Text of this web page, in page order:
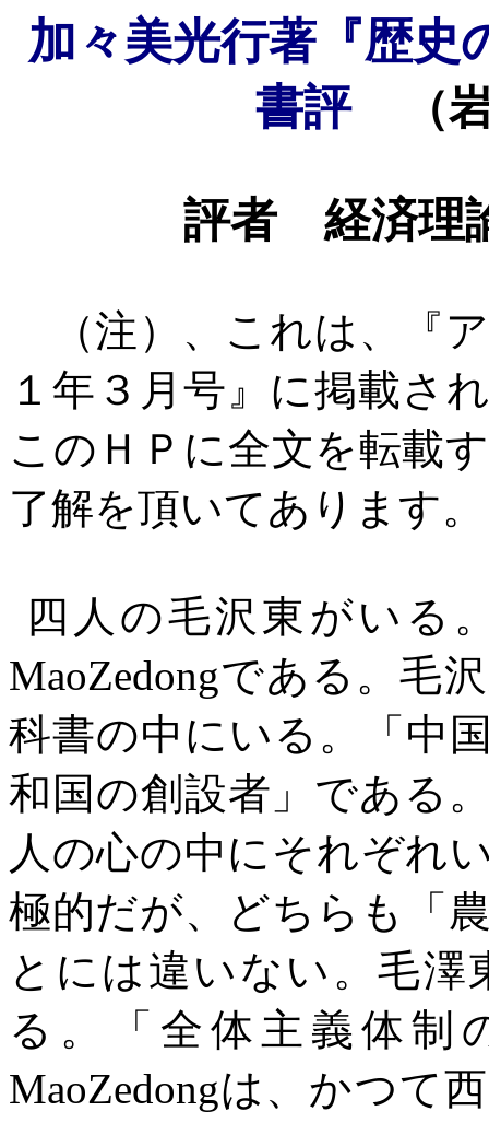
加々美光行著『歴史
書評
（
評者 経済理
（注）、これは、『
１年３月号』に掲載さ
このＨＰに全文を転載
了解を頂いてありま
四人の毛沢東がいる
MaoZedongである。毛
科書の中にいる。「中
和国の創設者」である
人の心の中にそれぞれ
極的だが、どちらも「
とには違いない。毛
る。「全体主義体制
MaoZedongは、かつて